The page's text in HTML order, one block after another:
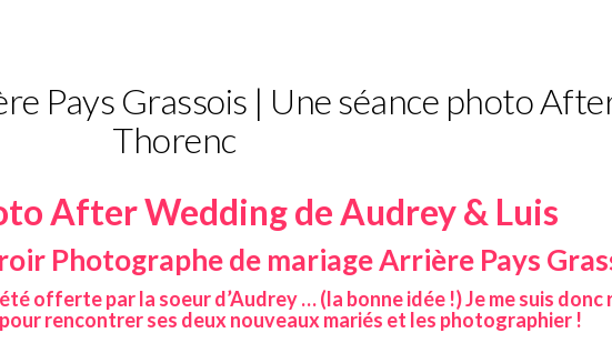
Pays Grassois | Une séance photo
Thorenc
After Wedding de Audrey & Luis
Photographe de mariage Arrière Pays
offerte par la soeur d’Audrey … (la bonne idée !) Je me suis donc
rencontrer ses deux nouveaux mariés et les photographier !